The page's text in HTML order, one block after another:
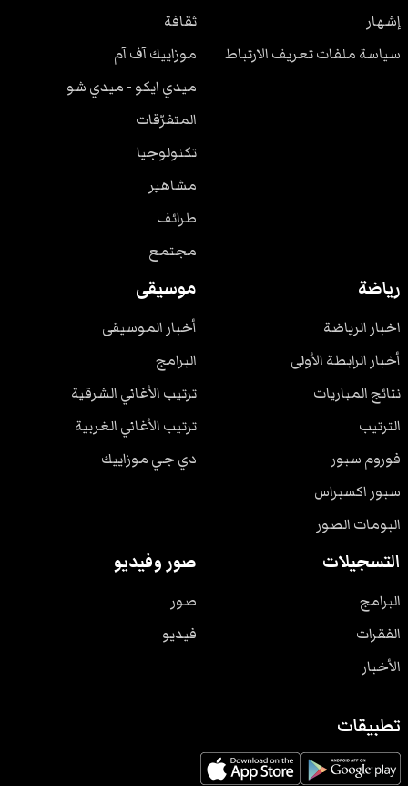
إشهار
سياسة ملفات تعريف الارتباط
ثقافة
موزاييك آف آم
ميدي ايكو - ميدي شو
المتفرّقات
تكنولوجيا
مشاهير
طرائف
مجتمع
رياضة
اخبار الرياضة
أخبار الرابطة الأولى
نتائج المباريات
الترتيب
فوروم سبور
سبور اكسبراس
البومات الصور
موسيقى
أخبار الموسيقى
البرامج
ترتيب الأغاني الشرقية
ترتيب الأغاني الغربية
دي جي موزاييك
التسجيلات
البرامج
الفقرات
الأخبار
صور وفيديو
صور
فيديو
تطبيقات